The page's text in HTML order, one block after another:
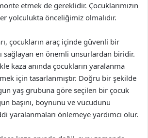
etmek de gereklidir. Çocuklarımızın
yolculukta önceliğimiz olmalıdır.
çocukların araç içinde güvenli bir
sağlayan en önemli unsurlardan biridir.
kaza anında çocukların yaralanma
için tasarlanmıştır. Doğru bir şekilde
yaş grubuna göre seçilen bir çocuk
başını, boynunu ve vücudunu
yaralanmaları önlemeye yardımcı olur.